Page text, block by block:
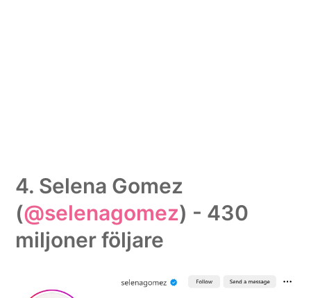
4. Selena Gomez
(@selenagomez) - 430
miljoner följare